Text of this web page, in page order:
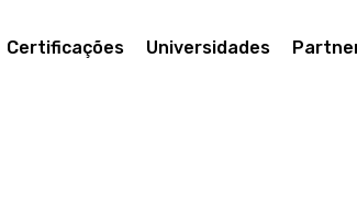
Certificações Universidades